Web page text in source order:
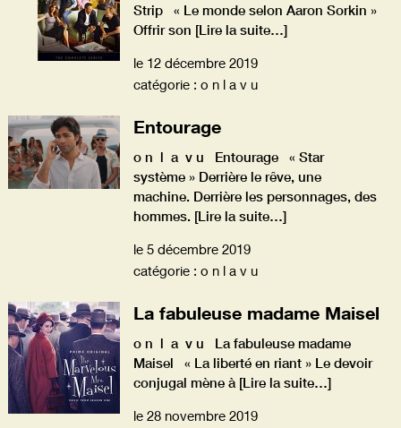
Strip « Le monde selon Aaron Sorkin »
Offrir son [Lire la suite…]
le 12 décembre 2019
catégorie : o n l a v u
Entourage
o n l a v u Entourage « Star
système » Derrière le rêve, une
machine. Derrière les personnages, des
hommes. [Lire la suite…]
le 5 décembre 2019
catégorie : o n l a v u
La fabuleuse madame Maisel
o n l a v u La fabuleuse madame
Maisel « La liberté en riant » Le devoir
conjugal mène à [Lire la suite…]
le 28 novembre 2019